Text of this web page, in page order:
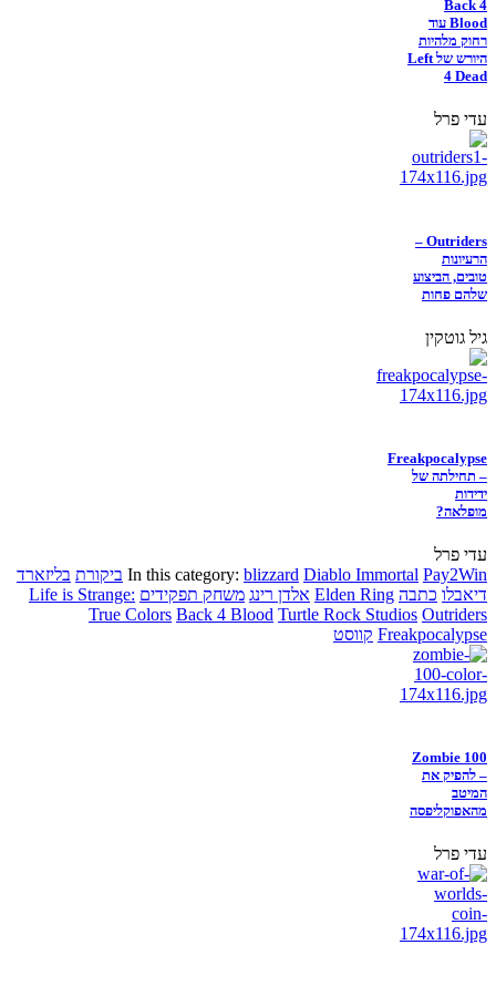
Back 4
Blood עוד
רחוק מלהיות
היורש של Left
4 Dead
עדי פרל
Outriders –
הרעיונות
טובים, הביצוע
שלהם פחות
גיל גוטקין
Freakpocalypse
– תחילתה של
ידידות
מופלאה?
עדי פרל
In this category: blizzard Diablo Immortal Pay2Win ביקורת בליזארד
דיאבלו כתבה Elden Ring אלדן רינג משחק תפקידים Life is Strange:
True Colors Back 4 Blood Turtle Rock Studios Outriders
Freakpocalypse קווסט
Zombie 100
– להפיק את
המיטב
מהאפוקליפסה
עדי פרל